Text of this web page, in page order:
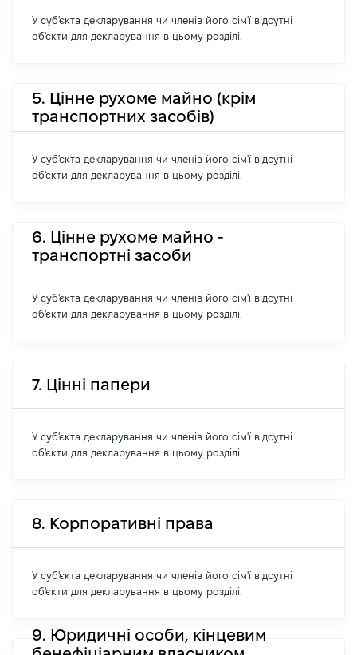
У суб'єкта декларування чи членів його сім'ї відсутні
об'єкти для декларування в цьому розділі.
5. Цінне рухоме майно (крім
транспортних засобів)
У суб'єкта декларування чи членів його сім'ї відсутні
об'єкти для декларування в цьому розділі.
6. Цінне рухоме майно -
транспортні засоби
У суб'єкта декларування чи членів його сім'ї відсутні
об'єкти для декларування в цьому розділі.
7. Цінні папери
У суб'єкта декларування чи членів його сім'ї відсутні
об'єкти для декларування в цьому розділі.
8. Корпоративні права
У суб'єкта декларування чи членів його сім'ї відсутні
об'єкти для декларування в цьому розділі.
9. Юридичні особи, кінцевим